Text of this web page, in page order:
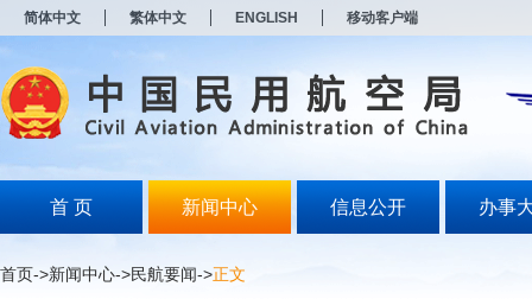
简体中文 繁体中文 ENGLISH 移动客户端
首 页 新闻中心 信息公开 办事
首页->新闻中心->民航要闻->正文
打
开
无
障
说
按
Alt